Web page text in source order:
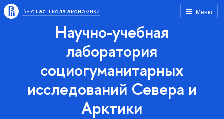
Меню
Высшая школа экономики
Научно-учебная
лаборатория
социогуманитарных
исследований Севера и
Арктики